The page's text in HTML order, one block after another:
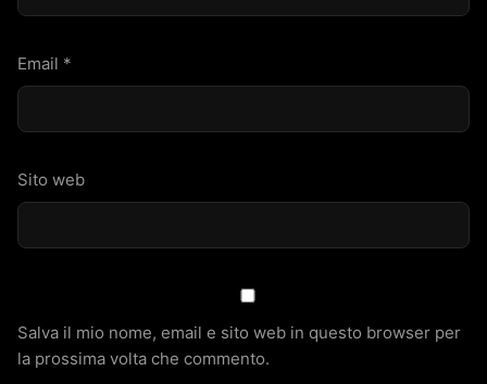
Email *
Sito web
Salva il mio nome, email e sito web in questo browser per
la prossima volta che commento.